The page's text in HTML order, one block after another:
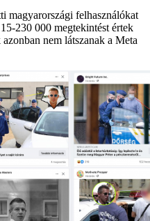
magyarországi felhasználókat
230 000 megtekintést értek
nem látszanak a Meta